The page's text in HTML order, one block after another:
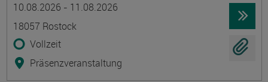
10.08.2026 - 11.08.2026
18057 Rostock
Vollzeit
Präsenzveranstaltung